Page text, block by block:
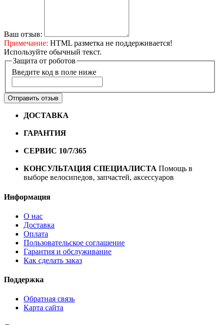
Ваш отзыв:
Примечание: HTML разметка не поддерживается!
Используйте обычный текст.
Защита от роботов
Введите код в поле ниже
Отправить отзыв
ДОСТАВКА
ГАРАНТИЯ
СЕРВИС 10/7/365
КОНСУЛЬТАЦИЯ СПЕЦИАЛИСТА Помощь в
выборе велосипедов, запчастей, аксессуаров
Информация
О нас
Доставка
Оплата
Пользовательское соглашение
Гарантия и обслуживание
Как сделать заказ
Поддержка
Обратная связь
Карта сайта